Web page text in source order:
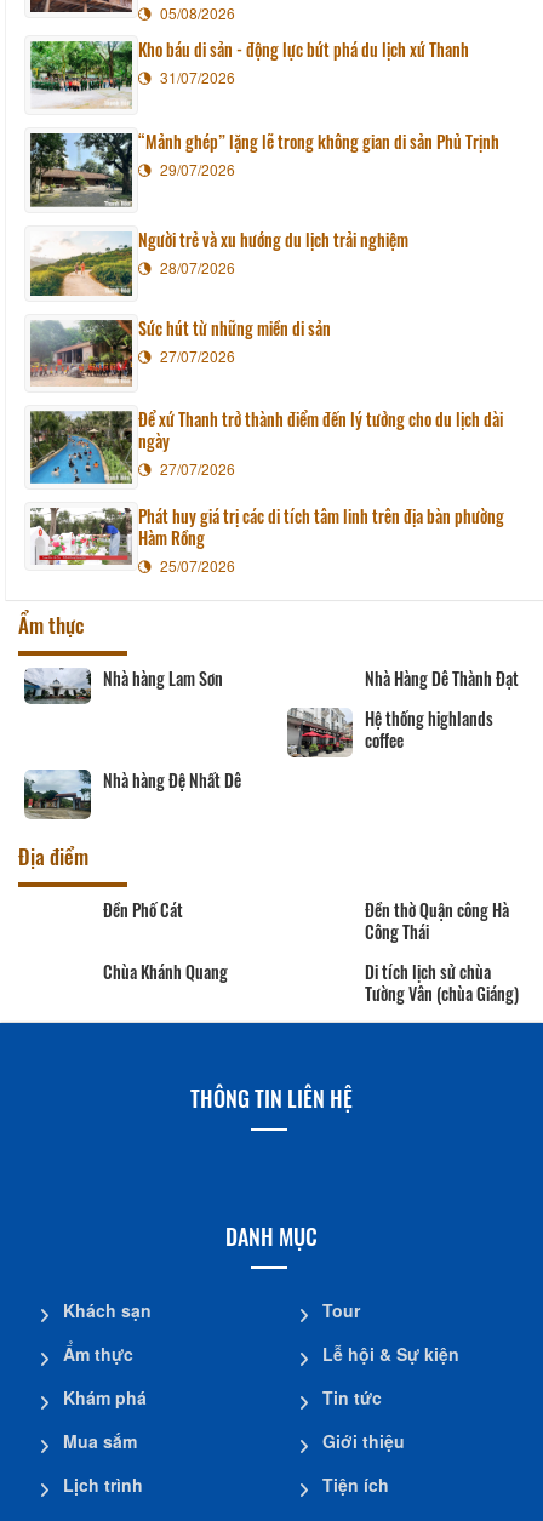
05/08/2026
Kho báu di sản - động lực bứt phá du lịch xứ Thanh
31/07/2026
“Mảnh ghép” lặng lẽ trong không gian di sản Phủ Trịnh
29/07/2026
Người trẻ và xu hướng du lịch trải nghiệm
28/07/2026
Sức hút từ những miền di sản
27/07/2026
Để xứ Thanh trở thành điểm đến lý tưởng cho du lịch dài
ngày
27/07/2026
Phát huy giá trị các di tích tâm linh trên địa bàn phường
Hàm Rồng
25/07/2026
Ẩm thực
Nhà hàng Lam Sơn Nhà Hàng Dê Thành Đạt
Nhà hàng Đệ Nhất Dê
Địa điểm
Đền Phố Cát
Đền thờ Quận công Hà
Công Thái
Chùa Khánh Quang
Di tích lịch sử chùa
Tường Vân (chùa Giáng)
THÔNG TIN LIÊN HỆ
DANH MỤC
Ẩm thực
Mua sắm
Lễ hội & Sự kiện